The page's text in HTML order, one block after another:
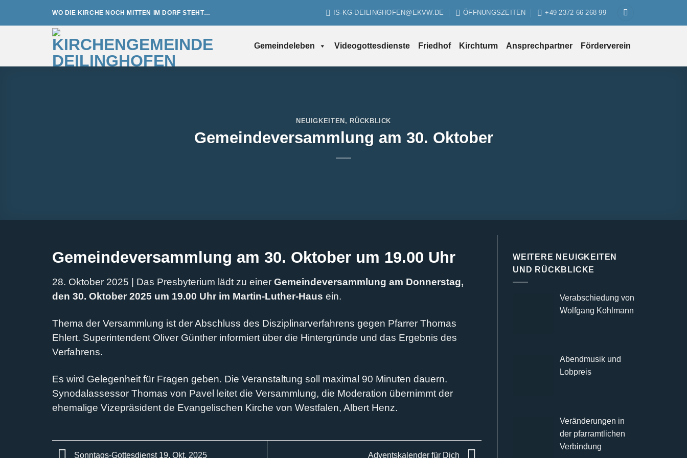
WO DIE KIRCHE NOCH MITTEN IM DORF STEHT… IS-KG-DEILINGHOFEN@EKVW.DE ÖFFNUNGSZEITEN +49 2372 66 268 99
Gemeindeleben Videogottesdienste Friedhof Kirchturm Ansprechpartner Förderverein
NEUIGKEITEN , RÜCKBLICK
Gemeindeversammlung am 30. Oktober
Gemeindeversammlung am 30. Oktober um 19.00 Uhr
28. Oktober 2025 | Das Presbyterium lädt zu einer Gemeindeversammlung am Donnerstag,
den 30. Oktober 2025 um 19.00 Uhr im Martin-Luther-Haus ein.
Thema der Versammlung ist der Abschluss des Disziplinarverfahrens gegen Pfarrer Thomas
Ehlert. Superintendent Oliver Günther informiert über die Hintergründe und das Ergebnis des
Verfahrens.
Es wird Gelegenheit für Fragen geben. Die Veranstaltung soll maximal 90 Minuten dauern.
Synodalassessor Thomas von Pavel leitet die Versammlung, die Moderation übernimmt der
ehemalige Vizepräsident de Evangelischen Kirche von Westfalen, Albert Henz.
Sonntags-Gottesdienst 19. Okt. 2025 Adventskalender für Dich
WEITERE NEUIGKEITEN
UND RÜCKBLICKE
Verabschiedung von
Wolfgang Kohlmann
Abendmusik und
Lobpreis
Veränderungen in
der pfarramtlichen
Verbindung